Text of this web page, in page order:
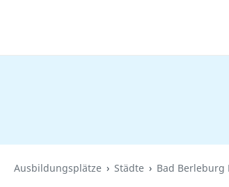
Ausbildungsplätze Städte Bad Berleburg